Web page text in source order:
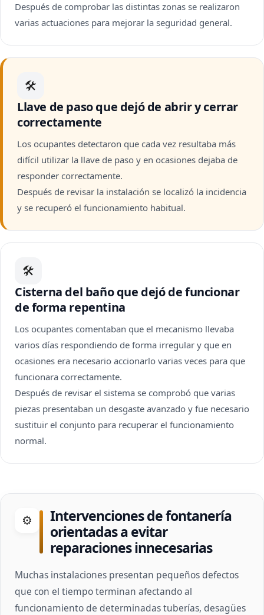
Después de comprobar las distintas zonas se realizaron
varias actuaciones para mejorar la seguridad general.
🛠
Llave de paso que dejó de abrir y cerrar
correctamente
Los ocupantes detectaron que cada vez resultaba más
difícil utilizar la llave de paso y en ocasiones dejaba de
responder correctamente.
Después de revisar la instalación se localizó la incidencia
y se recuperó el funcionamiento habitual.
🛠
Cisterna del baño que dejó de funcionar
de forma repentina
Los ocupantes comentaban que el mecanismo llevaba
varios días respondiendo de forma irregular y que en
ocasiones era necesario accionarlo varias veces para que
funcionara correctamente.
Después de revisar el sistema se comprobó que varias
piezas presentaban un desgaste avanzado y fue necesario
sustituir el conjunto para recuperar el funcionamiento
normal.
⚙
Intervenciones de fontanería
orientadas a evitar
reparaciones innecesarias
Muchas instalaciones presentan pequeños defectos
que con el tiempo terminan afectando al
funcionamiento de determinadas tuberías, desagües